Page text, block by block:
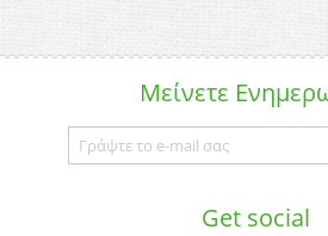
Μείνετε
Get social